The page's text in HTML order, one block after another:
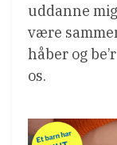
uddanne
være
håber og
os.